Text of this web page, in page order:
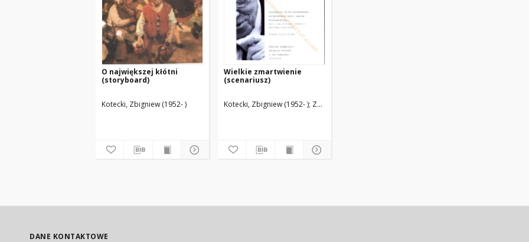
O największej kłótni
(storyboard)
Kotecki, Zbigniew (1952- )
Wielkie zmartwienie
(scenariusz)
Kotecki, Zbigniew (1952- ) Zamojski, Jan (1956- )
DANE KONTAKTOWE